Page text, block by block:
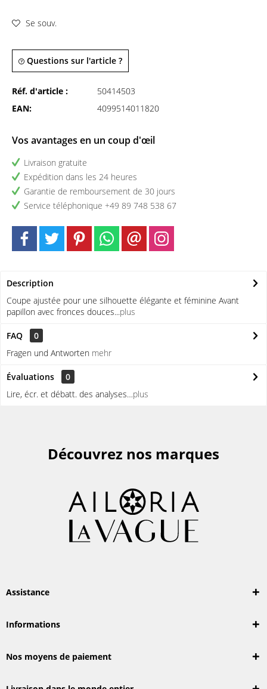
Se souv.
Questions sur l'article ?
Réf. d'article :
50414503
EAN:
4099514011820
Vos avantages en un coup d'œil
Livraison gratuite
Expédition dans les 24 heures
Garantie de remboursement de 30 jours
Service téléphonique +49 89 748 538 67
Description
Coupe ajustée pour une silhouette élégante et féminine Avant
papillon avec fronces douces...plus
FAQ
0
Fragen und Antworten mehr
Évaluations
0
Lire, écr. et débatt. des analyses…plus
Découvrez nos marques
Assistance
Informations
Nos moyens de paiement